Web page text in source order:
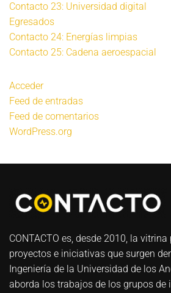
Contacto 23: Universidad digital
Egresados
Contacto 24: Energías limpias
Contacto 25: Cadena aeroespacial
Acceder
Feed de entradas
Feed de comentarios
WordPress.org
CONTACTO es, desde 2010, la
proyectos e iniciativas que surgen
Ingeniería de la Universidad de los
aborda los trabajos de los grupos de